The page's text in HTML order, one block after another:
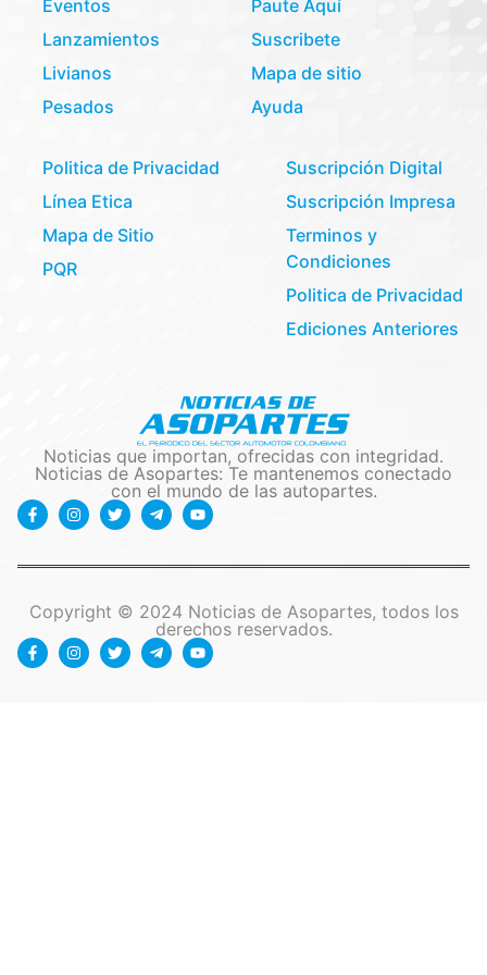
Eventos
Lanzamientos
Livianos
Pesados
Paute Aquí
Suscribete
Mapa de sitio
Ayuda
Politica de Privacidad
Línea Etica
Mapa de Sitio
PQR
Suscripción Digital
Suscripción Impresa
Terminos y
Condiciones
Politica de Privacidad
Ediciones Anteriores
Noticias que importan, ofrecidas con integridad.
Noticias de Asopartes: Te mantenemos conectado
con el mundo de las autopartes.
Copyright © 2024 Noticias de Asopartes, todos los
derechos reservados.